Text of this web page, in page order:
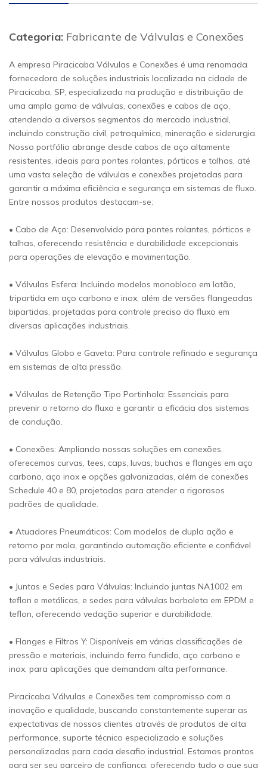
Categoria: Fabricante de Válvulas e Conexões
A empresa Piracicaba Válvulas e Conexões é uma renomada
fornecedora de soluções industriais localizada na cidade de
Piracicaba, SP, especializada na produção e distribuição de
uma ampla gama de válvulas, conexões e cabos de aço,
atendendo a diversos segmentos do mercado industrial,
incluindo construção civil, petroquímico, mineração e siderurgia.
Nosso portfólio abrange desde cabos de aço altamente
resistentes, ideais para pontes rolantes, pórticos e talhas, até
uma vasta seleção de válvulas e conexões projetadas para
garantir a máxima eficiência e segurança em sistemas de fluxo.
Entre nossos produtos destacam-se:
• Cabo de Aço: Desenvolvido para pontes rolantes, pórticos e
talhas, oferecendo resistência e durabilidade excepcionais
para operações de elevação e movimentação.
• Válvulas Esfera: Incluindo modelos monobloco em latão,
tripartida em aço carbono e inox, além de versões flangeadas
bipartidas, projetadas para controle preciso do fluxo em
diversas aplicações industriais.
• Válvulas Globo e Gaveta: Para controle refinado e segurança
em sistemas de alta pressão.
• Válvulas de Retenção Tipo Portinhola: Essenciais para
prevenir o retorno do fluxo e garantir a eficácia dos sistemas
de condução.
• Conexões: Ampliando nossas soluções em conexões,
oferecemos curvas, tees, caps, luvas, buchas e flanges em aço
carbono, aço inox e opções galvanizadas, além de conexões
Schedule 40 e 80, projetadas para atender a rigorosos
padrões de qualidade.
• Atuadores Pneumáticos: Com modelos de dupla ação e
retorno por mola, garantindo automação eficiente e confiável
para válvulas industriais.
• Juntas e Sedes para Válvulas: Incluindo juntas NA1002 em
teflon e metálicas, e sedes para válvulas borboleta em EPDM e
teflon, oferecendo vedação superior e durabilidade.
• Flanges e Filtros Y: Disponíveis em várias classificações de
pressão e materiais, incluindo ferro fundido, aço carbono e
inox, para aplicações que demandam alta performance.
Piracicaba Válvulas e Conexões tem compromisso com a
inovação e qualidade, buscando constantemente superar as
expectativas de nossos clientes através de produtos de alta
performance, suporte técnico especializado e soluções
personalizadas para cada desafio industrial. Estamos prontos
para ser seu parceiro de confiança, oferecendo tudo o que sua